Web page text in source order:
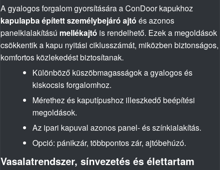
A gyalogos forgalom gyorsítására a ConDoor kapukhoz
kapulapba épített személybejáró ajtó és azonos
panelkialakítású mellékajtó is rendelhető. Ezek a megoldások
csökkentik a kapu nyitási ciklusszámát, miközben biztonságos,
komfortos közlekedést biztosítanak.
Különböző küszöbmagasságok a gyalogos és
kiskocsis forgalomhoz.
Mérethez és kaputípushoz illeszkedő beépítési
megoldások.
Az ipari kapuval azonos panel- és színkialakítás.
Opció: pánikzár, többpontos zár, ajtóbehúzó.
Vasalatrendszer, sínvezetés és élettartam